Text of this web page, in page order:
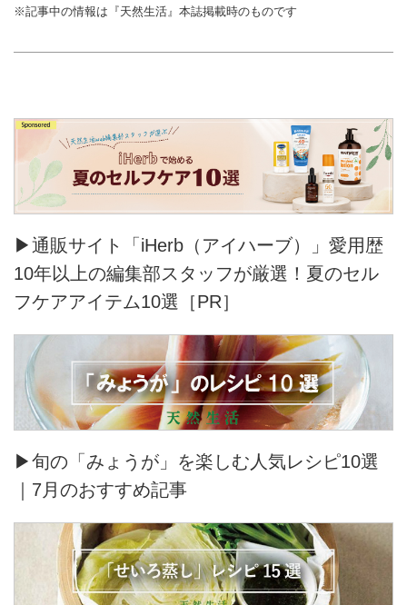
※記事中の情報は『天然生活』本誌掲載時のものです
▶通販サイト「iHerb（アイハーブ）」愛用歴
10年以上の編集部スタッフが厳選！夏のセル
フケアアイテム10選［PR］
▶旬の「みょうが」を楽しむ人気レシピ10選
｜7月のおすすめ記事